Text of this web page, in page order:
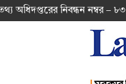
অ‌ধিদপ্ত‌রের নিবন্ধন নম্বর – ৮৩